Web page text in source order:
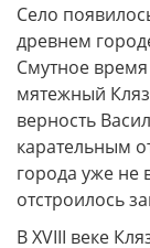
Село
древнем
Смутное время
мятежный
верность
карательным
города уже не
отстроилось
В XVIII веке